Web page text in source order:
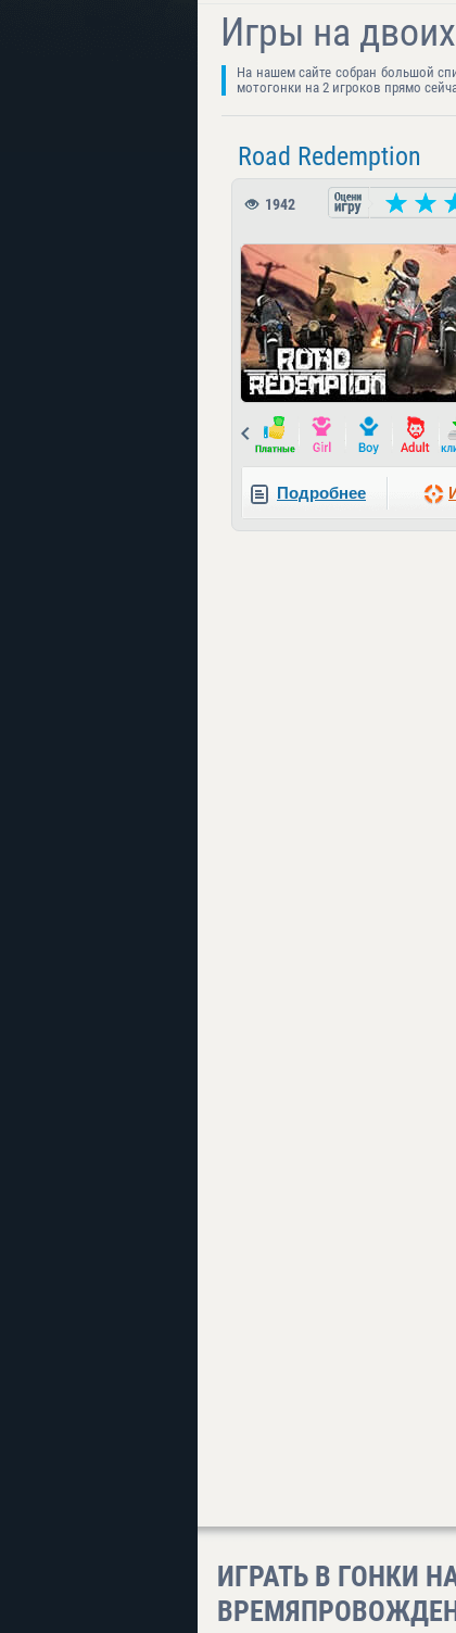
Игры на
На нашем сайте собран большой
мотогонки на 2 игроков прямо
Road Redemption
1942
Prev
Подробнее
ИГРАТЬ В ГОНКИ